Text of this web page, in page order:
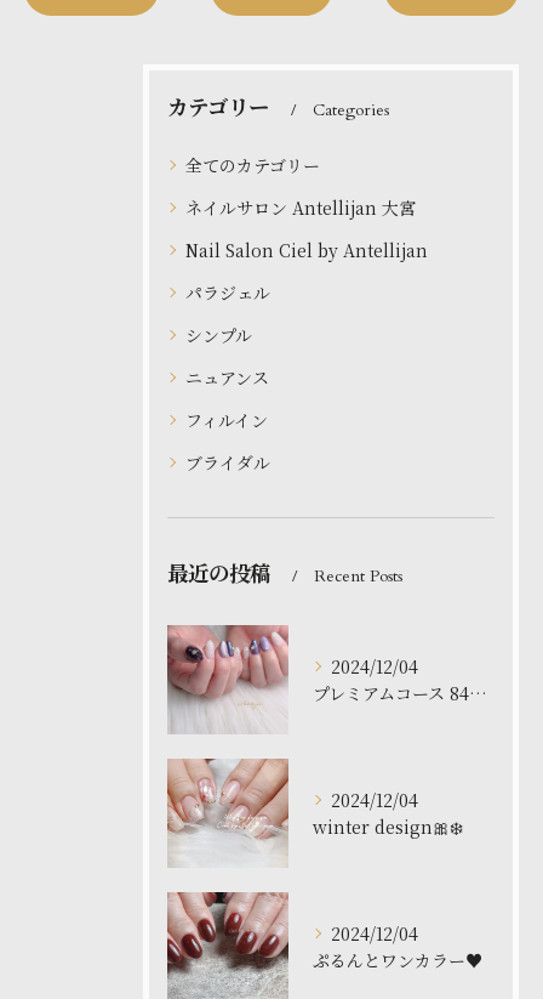
カテゴリー Categories
全てのカテゴリー
ネイルサロン Antellijan 大宮
Nail Salon Ciel by Antellijan
パラジェル
シンプル
ニュアンス
フィルイン
ブライダル
最近の投稿 Recent Posts
2024/12/04
プレミアムコース 8480円
2024/12/04
winter design🎀❄️
2024/12/04
ぷるんとワンカラー♥️